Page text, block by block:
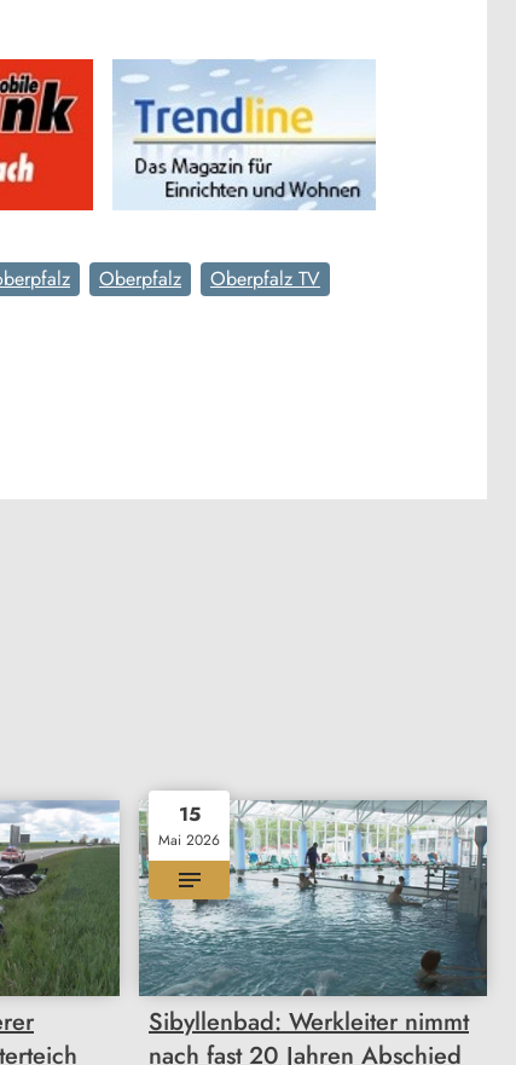
Oberpfalz
Oberpfalz TV
15
Mai 2026
Sibyllenbad: Werkleiter nimmt
nach fast 20 Jahren Abschied